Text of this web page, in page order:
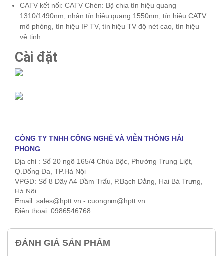
CATV kết nối: CATV Chèn: Bộ chia tín hiệu quang
1310/1490nm, nhận tín hiệu quang 1550nm, tín hiệu CATV
mô phỏng, tín hiệu IP TV, tín hiệu TV độ nét cao, tín hiệu
vệ tinh.
Cài đặt
CÔNG TY TNHH CÔNG NGHỆ VÀ VIỄN THÔNG HẢI
PHONG
Địa chỉ : Số 20 ngõ 165/4 Chùa Bộc, Phường Trung Liệt,
Q.Đống Đa, TP.Hà Nội
VPGD: Số 8 Dãy A4 Đầm Trấu, P.Bạch Đằng, Hai Bà Trưng,
Hà Nội
Email: sales@hptt.vn - cuongnm@hptt.vn
Điện thoại: 0986546768
ĐÁNH GIÁ SẢN PHẨM